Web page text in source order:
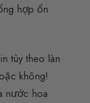
hợp ổn
tùy theo làn
không!
nước hoa